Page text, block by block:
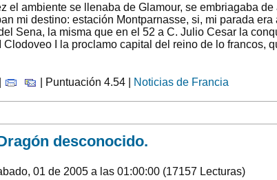
el ambiente se llenaba de Glamour, se embriagaba
mi destino: estación Montparnasse, si, mi parada
Sena, la misma que en el 52 a C. Julio Cesar la
Clodoveo I la proclamo capital del reino de lo francos,
| Puntuación 4.54 | Noticias de Francia
desconocido.
01 de 2005 a las 01:00:00 (17157 Lecturas)